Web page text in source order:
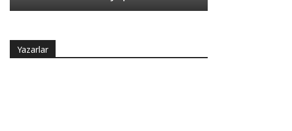
Yazarlar